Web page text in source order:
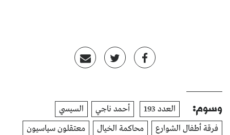
وسوم: العدد 193 أحمد ناجي
السيسي
فرقة أطفال الشوارع
محاكمة الخيال معتقلون سياسيون